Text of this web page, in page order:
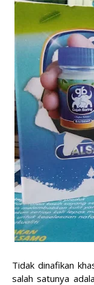
Tidak dinafikan
salah satunya